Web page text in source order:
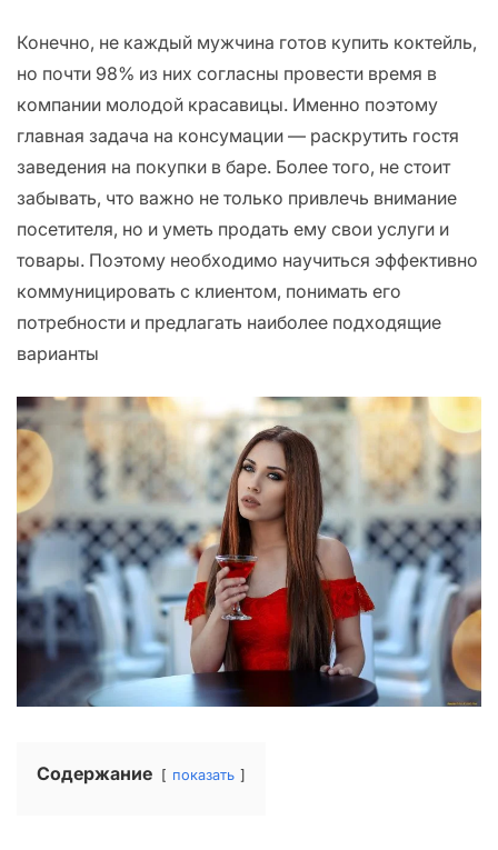
Конечно, не каждый мужчина готов купить коктейль,
но почти 98% из них согласны провести время в
компании молодой красавицы. Именно поэтому
главная задача на консумации — раскрутить гостя
заведения на покупки в баре. Более того, не стоит
забывать, что важно не только привлечь внимание
посетителя, но и уметь продать ему свои услуги и
товары. Поэтому необходимо научиться эффективно
коммуницировать с клиентом, понимать его
потребности и предлагать наиболее подходящие
варианты
Содержание показать